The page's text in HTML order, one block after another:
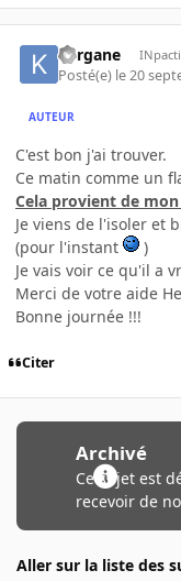
Kergane
Posté(e) le 20
AUTEUR
C'est bon j'ai trouver.
Ce matin comme un
Cela provient de
Je viens de l'isoler et
(pour l'instant
)
Je vais voir ce qu'il a
Merci de votre aide
Bonne journée !!!
Citer
Archivé
Ce sujet est
recevoir de
Aller sur la liste des